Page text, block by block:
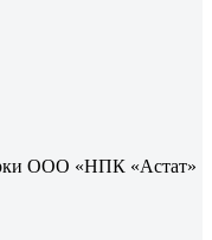
ООО «НПК «Астат»